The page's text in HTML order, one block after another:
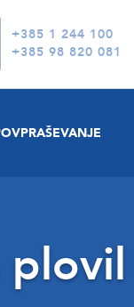
+385 1 244 100
+385 98 820 081
plovil